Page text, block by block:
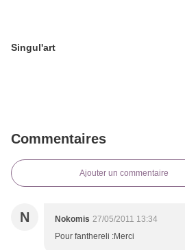
Singul'art
Commentaires
Ajouter un commentaire
N Nokomis 27/05/2011 13:34
Pour fanthereli :Merci